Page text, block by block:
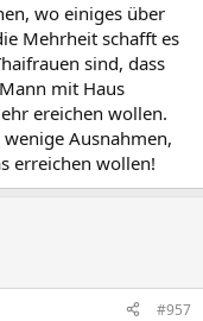
wo einiges über
Mehrheit schafft es
sind, dass
mit Haus
ereichen wollen.
Ausnahmen,
erreichen wollen!
#957